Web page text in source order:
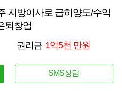
방이사로 급히양도/수익
퇴창업
권리금 1억5천 만원
SMS상담